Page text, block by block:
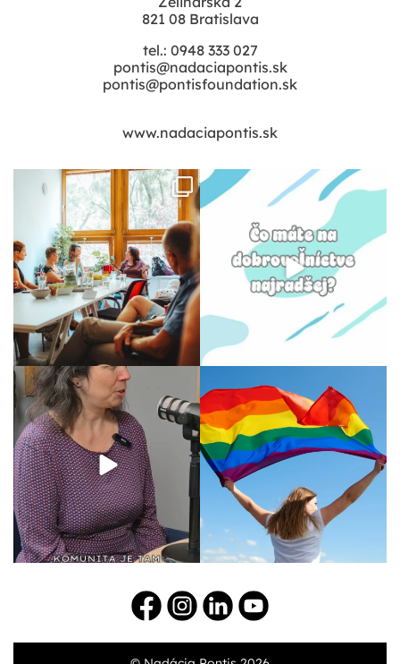
821 08 Bratislava
tel.: 0948 333 027
pontis@nadaciapontis.sk
pontis@pontisfoundation.sk
www.nadaciapontis.sk